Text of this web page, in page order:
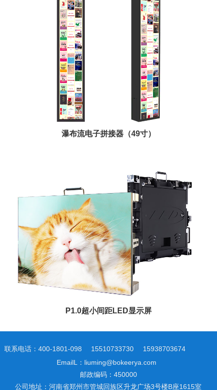
瀑布流电子拼接器（49寸）
P1.0超小间距LED显示屏
联系电话：400-1801-098 15510733730
15938703674
EmailL：liuming@bokeerya.com
邮政编码：450000
公司地址：河南省郑州市管城回族区升龙广场3号楼B座1615室